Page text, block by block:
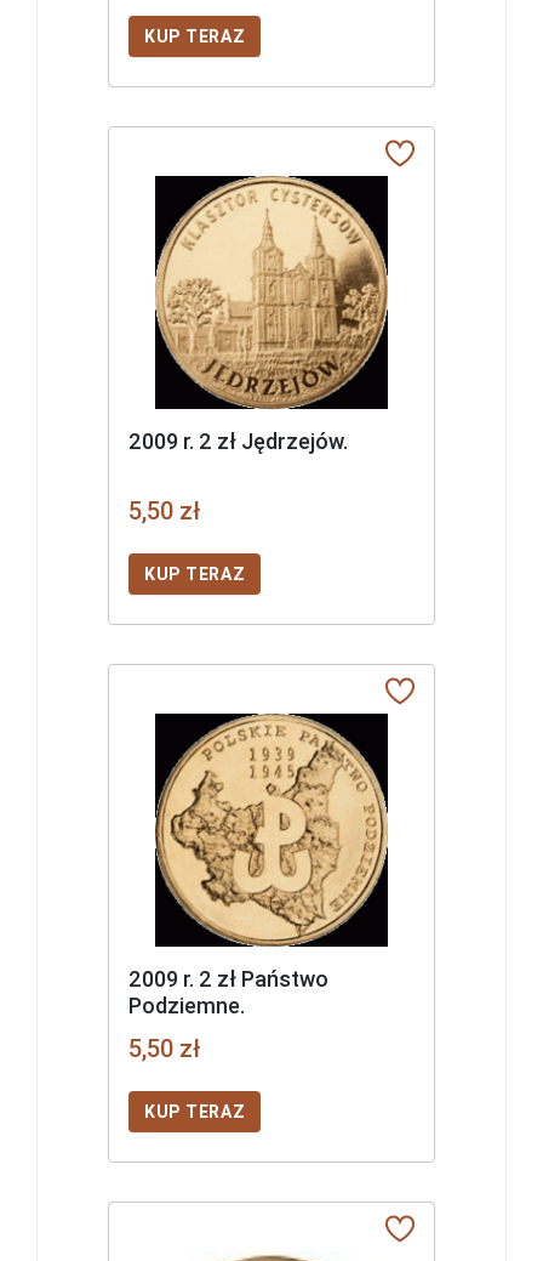
KUP TERAZ
2009 r. 2 zł Jędrzejów.
5,50 zł
KUP TERAZ
2009 r. 2 zł Państwo
Podziemne.
5,50 zł
KUP TERAZ